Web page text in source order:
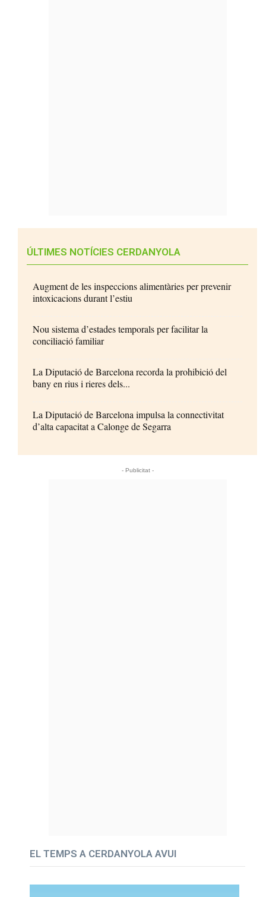
ÚLTIMES NOTÍCIES CERDANYOLA
Augment de les inspeccions alimentàries per prevenir
intoxicacions durant l’estiu
Nou sistema d’estades temporals per facilitar la
conciliació familiar
La Diputació de Barcelona recorda la prohibició del
bany en rius i rieres dels...
La Diputació de Barcelona impulsa la connectivitat
d’alta capacitat a Calonge de Segarra
- Publicitat -
EL TEMPS A CERDANYOLA AVUI